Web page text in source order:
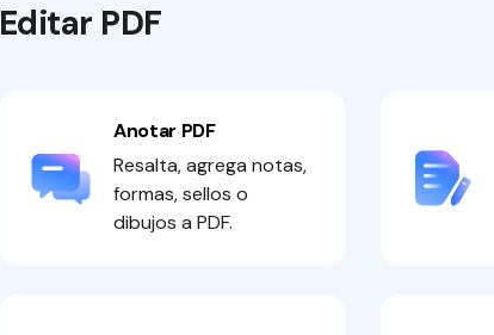
Editar PDF
Anotar PDF
Resalta, agrega notas,
formas, sellos o
dibujos a PDF.